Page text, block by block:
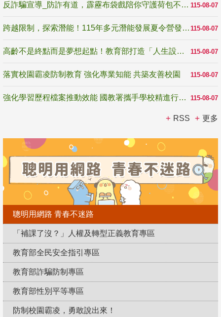
115-08-07
反詐騙宣導_防詐有道，霹靂布袋戲陪你守護荷包不受騙
115-08-07
跨越限制，探索潛能！115年多元潛能發展夏令營發掘生命無限可能
115-08-07
高齡不是終點而是夢想起點！教育部打造「人生設計夢工場」 參展第3屆高齡健康產業博覽會
115-08-07
落實校園霸凌防制教育 強化專業知能 共築友善校園
115-08-07
強化學習歷程檔案推動效能 國教署攜手學校精進行政與教學支持
RSS 更多
聰明用網路 青春不迷路
「補課了沒？」人權及轉型正義教育專區
教育部全民安全指引專區
教育部詐騙防制專區
教育部性別平等專區
防制校園霸凌，勇敢說出來！